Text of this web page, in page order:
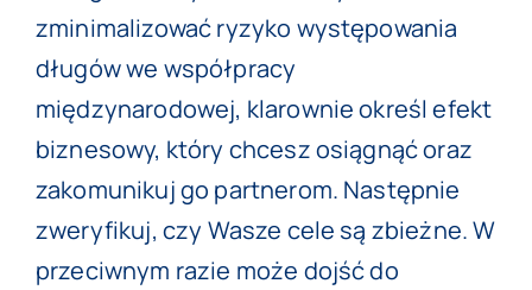
zminimalizować ryzyko występowania
długów we współpracy
międzynarodowej, klarownie określ efekt
biznesowy, który chcesz osiągnąć oraz
zakomunikuj go partnerom. Następnie
zweryfikuj, czy Wasze cele są zbieżne. W
przeciwnym razie może dojść do